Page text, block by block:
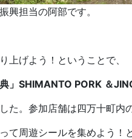
興担当の阿部です。
上げよう！ということで、
典」SHIMANTO PORK ＆
た。参加店舗は四万十町内
て周遊シールを集めよう！